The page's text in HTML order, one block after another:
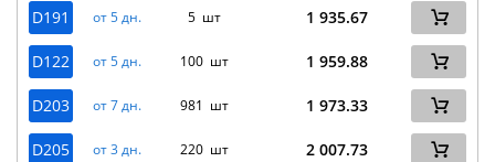
D191 от 5 дн. 5 шт 1 935.67
D122 от 5 дн. 100 шт 1 959.88
D203 от 7 дн. 981 шт 1 973.33
D205 от 3 дн. 220 шт 2 007.73